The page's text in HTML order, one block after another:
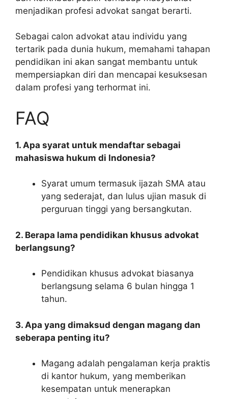
menjadikan profesi advokat sangat berarti.
Sebagai calon advokat atau individu yang
tertarik pada dunia hukum, memahami tahapan
pendidikan ini akan sangat membantu untuk
mempersiapkan diri dan mencapai kesuksesan
dalam profesi yang terhormat ini.
FAQ
1. Apa syarat untuk mendaftar sebagai
mahasiswa hukum di Indonesia?
Syarat umum termasuk ijazah SMA atau
yang sederajat, dan lulus ujian masuk di
perguruan tinggi yang bersangkutan.
2. Berapa lama pendidikan khusus advokat
berlangsung?
Pendidikan khusus advokat biasanya
berlangsung selama 6 bulan hingga 1
tahun.
3. Apa yang dimaksud dengan magang dan
seberapa penting itu?
Magang adalah pengalaman kerja praktis
di kantor hukum, yang memberikan
kesempatan untuk menerapkan